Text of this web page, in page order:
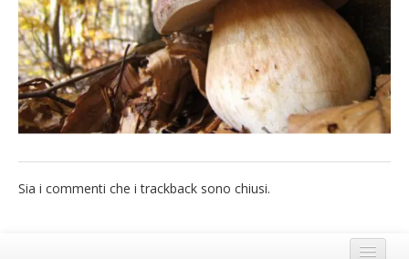
English
Spanish
French
Italiano
Sia i commenti che i trackback sono chiusi.